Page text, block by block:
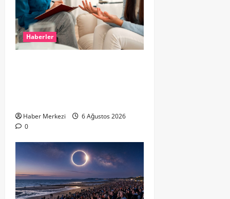
Haberler
Haber Merkezi
6 Ağustos 2026
0